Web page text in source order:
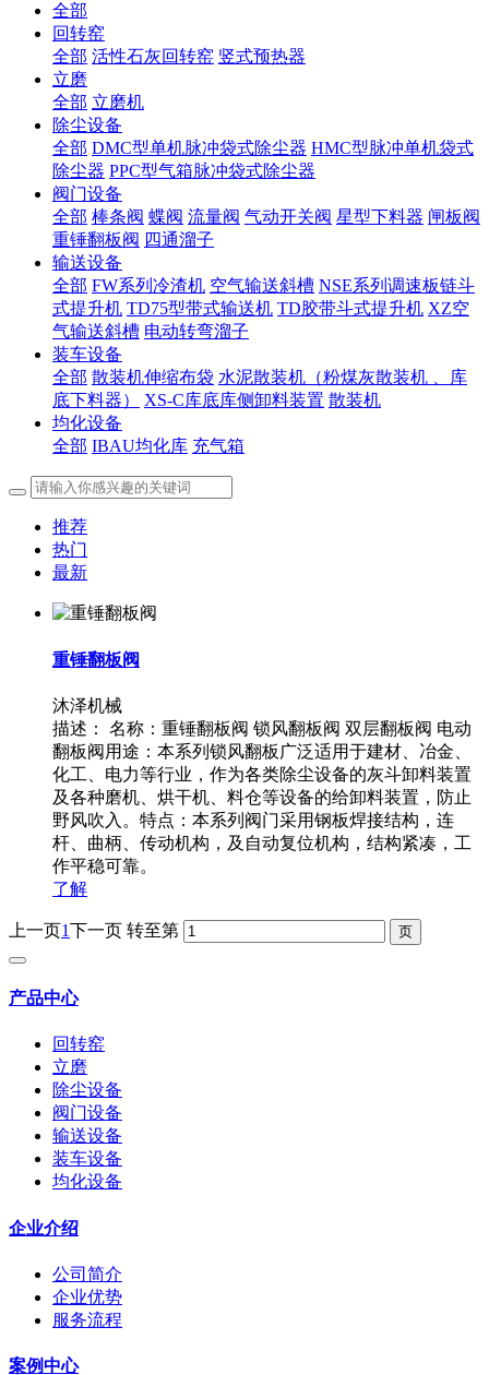
全部
回转窑
全部 活性石灰回转窑 竖式预热器
立磨
全部 立磨机
除尘设备
全部 DMC型单机脉冲袋式除尘器 HMC型脉冲单机袋式
除尘器 PPC型气箱脉冲袋式除尘器
阀门设备
全部 棒条阀 蝶阀 流量阀 气动开关阀 星型下料器 闸板阀
重锤翻板阀 四通溜子
输送设备
全部 FW系列冷渣机 空气输送斜槽 NSE系列调速板链斗
式提升机 TD75型带式输送机 TD胶带斗式提升机 XZ空
气输送斜槽 电动转弯溜子
装车设备
全部 散装机伸缩布袋 水泥散装机（粉煤灰散装机 、库
底下料器）
XS-C库底库侧卸料装置 散装机
均化设备
全部 IBAU均化库 充气箱
推荐
热门
最新
重锤翻板阀
沐泽机械
描述：
名称：重锤翻板阀 锁风翻板阀 双层翻板阀 电动
翻板阀用途：本系列锁风翻板广泛适用于建材、冶金、
化工、电力等行业，作为各类除尘设备的灰斗卸料装置
及各种磨机、烘干机、料仓等设备的给卸料装置，防止
野风吹入。特点：本系列阀门采用钢板焊接结构，连
杆、曲柄、传动机构，及自动复位机构，结构紧凑，工
作平稳可靠。
了解
上一页1下一页 转至第
产品中心
回转窑
立磨
除尘设备
阀门设备
输送设备
装车设备
均化设备
企业介绍
公司简介
企业优势
服务流程
案例中心